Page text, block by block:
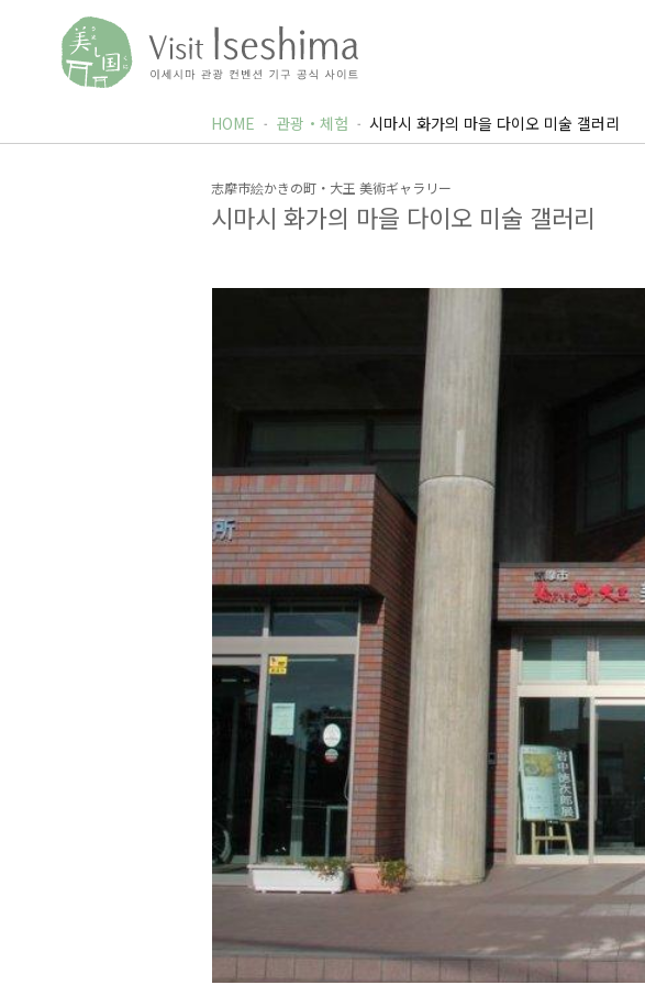
HOME 관광・체험 시마시 화가의 마을 다이오 미술 갤러리
志摩市絵かきの町・大王 美術ギャラリー
시마시 화가의 마을 다이오 미술 갤러리